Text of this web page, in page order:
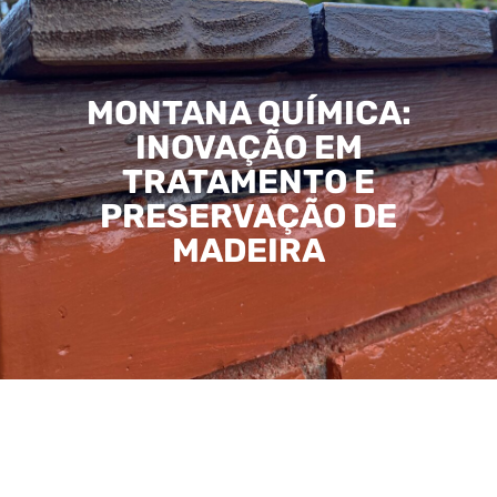
MONTANA QUÍMICA:
INOVAÇÃO EM
TRATAMENTO E
PRESERVAÇÃO DE
MADEIRA